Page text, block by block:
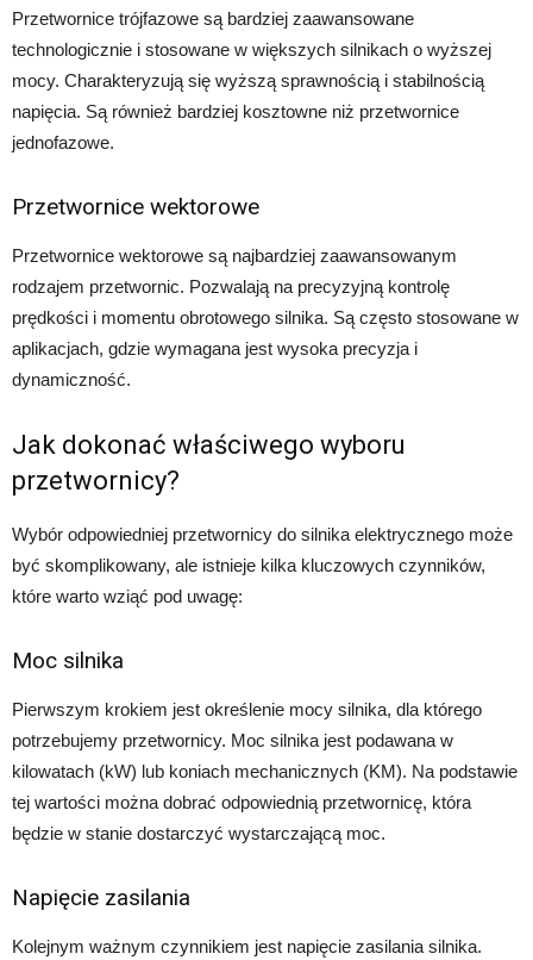
Przetwornice trójfazowe są bardziej zaawansowane
technologicznie i stosowane w większych silnikach o wyższej
mocy. Charakteryzują się wyższą sprawnością i stabilnością
napięcia. Są również bardziej kosztowne niż przetwornice
jednofazowe.
Przetwornice wektorowe
Przetwornice wektorowe są najbardziej zaawansowanym
rodzajem przetwornic. Pozwalają na precyzyjną kontrolę
prędkości i momentu obrotowego silnika. Są często stosowane w
aplikacjach, gdzie wymagana jest wysoka precyzja i
dynamiczność.
Jak dokonać właściwego wyboru
przetwornicy?
Wybór odpowiedniej przetwornicy do silnika elektrycznego może
być skomplikowany, ale istnieje kilka kluczowych czynników,
które warto wziąć pod uwagę:
Moc silnika
Pierwszym krokiem jest określenie mocy silnika, dla którego
potrzebujemy przetwornicy. Moc silnika jest podawana w
kilowatach (kW) lub koniach mechanicznych (KM). Na podstawie
tej wartości można dobrać odpowiednią przetwornicę, która
będzie w stanie dostarczyć wystarczającą moc.
Napięcie zasilania
Kolejnym ważnym czynnikiem jest napięcie zasilania silnika.